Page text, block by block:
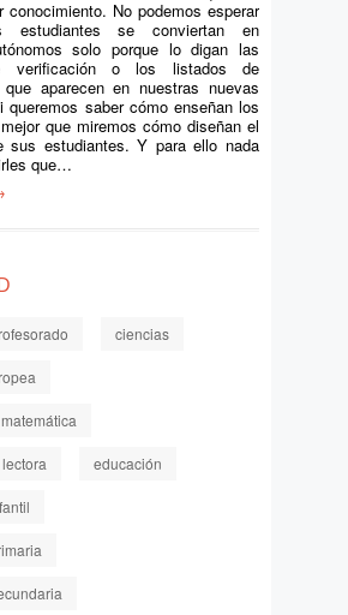
conocimiento. No podemos esperar
estudiantes se conviertan en
solo porque lo digan las
verificación o los listados de
que aparecen en nuestras nuevas
queremos saber cómo enseñan los
que miremos cómo diseñan el
sus estudiantes. Y para ello nada
que…
ciencias
educación